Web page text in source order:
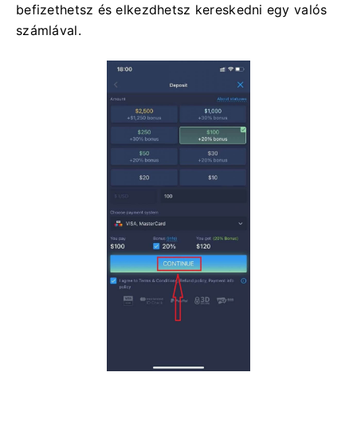
befizethetsz és elkezdhetsz kereskedni egy valós
számlával.